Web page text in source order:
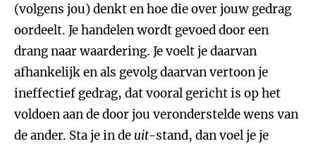
(volgens jou) denkt en hoe die over jouw gedrag
oordeelt. Je handelen wordt gevoed door een
drang naar waardering. Je voelt je daarvan
afhankelijk en als gevolg daarvan vertoon je
ineffectief gedrag, dat vooral gericht is op het
voldoen aan de door jou veronderstelde wens van
de ander. Sta je in de uit-stand, dan voel je je